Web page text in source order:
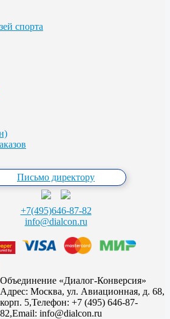
спорта
Письмо директору
+7(495)646-87-82
info@dialcon.ru
Объединение «Диалог-Конверсия»
Адрес: Москва, ул. Авиационная, д. 68,
корп. 5,Телефон: +7 (495) 646-87-
82,Email: info@dialcon.ru